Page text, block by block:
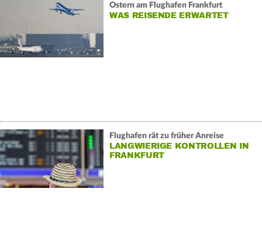
Ostern am Flughafen Frankfurt
WAS REISENDE ERWARTET
Flughafen rät zu früher Anreise
LANGWIERIGE KONTROLLEN IN
FRANKFURT